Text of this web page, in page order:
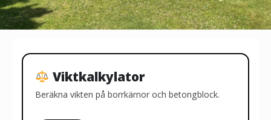
Viktkalkylator
Beräkna vikten på borrkärnor och betongblock.